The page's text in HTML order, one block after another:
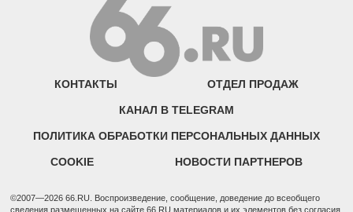
КОНТАКТЫ ОТДЕЛ ПРОДАЖ
КАНАЛ В TELEGRAM
ПОЛИТИКА ОБРАБОТКИ ПЕРСОНАЛЬНЫХ ДАННЫХ
COOKIE НОВОСТИ ПАРТНЕРОВ
©2007—2026 66.RU. Воспроизведение, сообщение, доведение до всеобщего
сведения размещенных на сайте 66.RU материалов и их элементов без согласия